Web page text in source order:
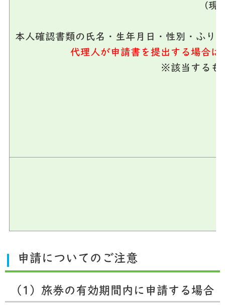
(現
本人確認書類の氏名・生年月日・性別・ふり
代理人が申請書を提出する場合
※該当するも
申請についてのご注意
（1）旅券の有効期間内に申請する場合